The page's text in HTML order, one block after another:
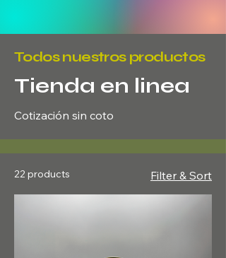
Todos nuestros productos
Tienda en linea
Cotización sin coto
22 products Filter & Sort